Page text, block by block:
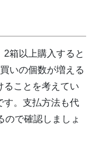
箱以上購入すると
いの個数が増える
ることを考えてい
す。支払方法も代
ので確認しましょ